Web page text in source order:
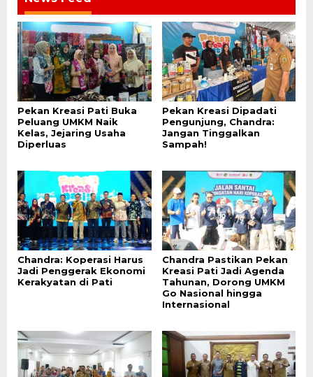
Pekan Kreasi Pati Buka
Peluang UMKM Naik
Kelas, Jejaring Usaha
Diperluas
Pekan Kreasi Dipadati
Pengunjung, Chandra:
Jangan Tinggalkan
Sampah!
Chandra: Koperasi Harus
Jadi Penggerak Ekonomi
Kerakyatan di Pati
Chandra Pastikan Pekan
Kreasi Pati Jadi Agenda
Tahunan, Dorong UMKM
Go Nasional hingga
Internasional